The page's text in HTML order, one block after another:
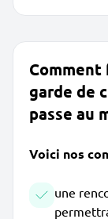
garde de
passe au
Voici nos
une